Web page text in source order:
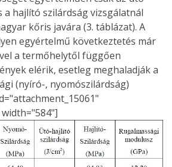
a hajlító szilárdság vizsgálatnál
kőris javára (3. táblázat). A
egyértelmű következtetés már
a termőhelytől függően
elérik, esetleg meghaladják a
(nyíró-, nyomószilárdság)